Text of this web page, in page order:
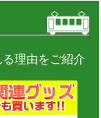
理由をご紹介